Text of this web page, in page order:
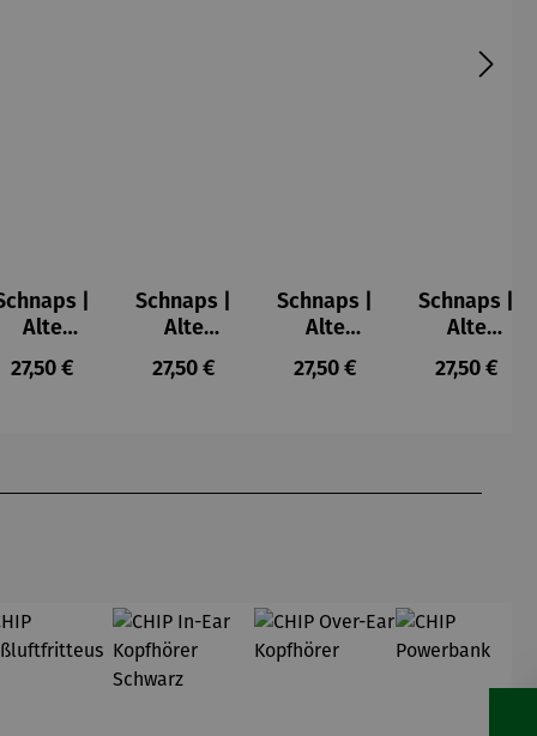
|
Alte
0,7 l
Regulärer Preis:
27,50 €
Schnaps |
Alte
Himbeere
0,7 l
Regulärer Preis:
27,50 €
Schnaps |
Alte
Marille 0,7
l
Regulärer Preis:
27,50 €
Schnaps |
Alte
Quetsch
0,7 l
Regulärer
27,50 €